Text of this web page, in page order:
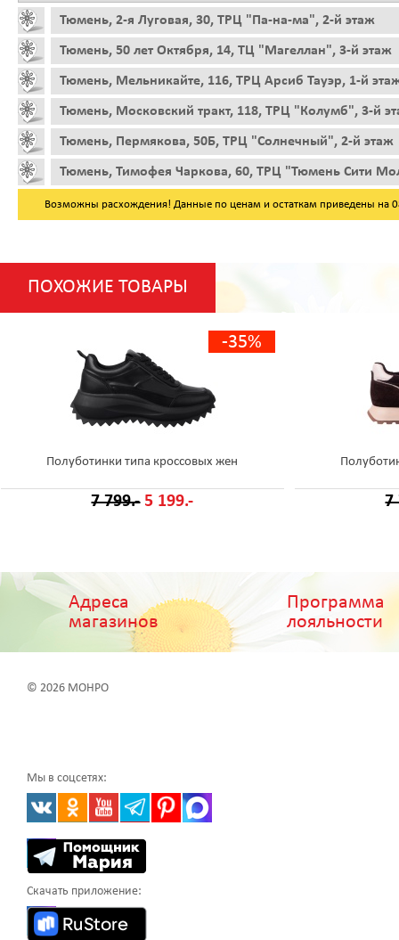
Тюмень, 2-я Луговая, 30, ТРЦ "Па-на-ма", 2-й этаж
Тюмень, 50 лет Октября, 14, ТЦ "Магеллан", 3-й этаж
Тюмень, Мельникайте, 116, ТРЦ Арсиб Тауэр, 1-й
Тюмень, Московский тракт, 118, ТРЦ "Колумб", 3-й
Тюмень, Пермякова, 50Б, ТРЦ "Солнечный", 2-й этаж
Тюмень, Тимофея Чаркова, 60, ТРЦ "Тюмень Сити
Возможны расхождения! Данные по ценам и остаткам приведены на
ПОХОЖИЕ ТОВАРЫ
-35%
Полуботинки типа кроссовых жен
7 799.- 5 199.- 7
Адреса
магазинов
Программа
лояльности
© 2026 МОНРО
Мы в соцсетях:
Скачать приложение: